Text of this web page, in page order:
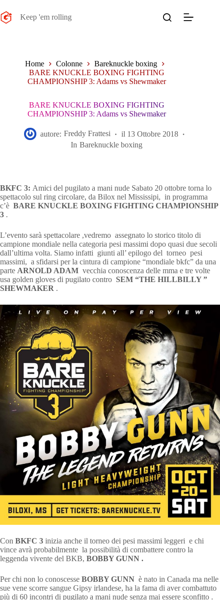
al
contenuto
Keep 'em rolling
Home Colonne
Bareknuckle boxing
BARE KNUCKLE BOXING FIGHTING
CHAMPIONSHIP 3: Adams vs Shewmaker
BARE KNUCKLE BOXING FIGHTING
CHAMPIONSHIP 3: Adams vs Shewmaker
autore: Freddy Frattesi il 13 Ottobre 2018
In Bareknuckle boxing
BKFC 3: Amici del pugilato a mani nude Sabato 20 ottobre torna lo
spettacolo sul ring circolare, da Bilox nel Mississipi, in programma
c’è BARE KNUCKLE BOXING FIGHTING CHAMPIONSHIP
3 .
L’evento sarà spettacolare ,vedremo assegnato lo storico titolo di
campione mondiale nella categoria pesi massimi dopo quasi due secoli
dall’ultima volta. Siamo infatti giunti all’ epilogo del torneo pesi
massimi, a sfidarsi per la cintura di campione “mondiale bkfc” da una
parte ARNOLD ADAM vecchia conoscenza delle mma e tre volte
usa golden gloves di pugilato contro SEM “THE HILLBILLY ”
SHEWMAKER .
Con BKFC 3 inizia anche il torneo dei pesi massimi leggeri e chi
vince avrà probabilmente la possibilità di combattere contro la
leggenda vivente del BKB, BOBBY GUNN .
Per chi non lo conoscesse BOBBY GUNN è nato in Canada ma nelle
sue vene scorre sangue Gipsy irlandese, ha la fama di aver combattuto
più di 60 incontri di pugilato a mani nude senza mai essere sconfitto .